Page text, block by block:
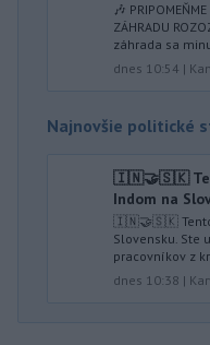
🎶 PRIPOMEŇME
ZÁHRADU
záhrada sa
dnes 10:54 |
Najnovšie politické
🇮🇳🤝🇸🇰
Indom na
🇮🇳🤝🇸🇰 Tento
Slovensku. Ste
pracovníkov z
dnes 10:38 |